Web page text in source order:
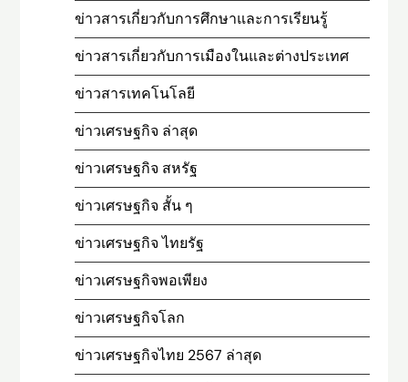
ข่าวสารเกี่ยวกับการศึกษาและการเรียนรู้
ข่าวสารเกี่ยวกับการเมืองในและต่างประเทศ
ข่าวสารเทคโนโลยี
ข่าวเศรษฐกิจ ล่าสุด
ข่าวเศรษฐกิจ สหรัฐ
ข่าวเศรษฐกิจ สั้น ๆ
ข่าวเศรษฐกิจ ไทยรัฐ
ข่าวเศรษฐกิจพอเพียง
ข่าวเศรษฐกิจโลก
ข่าวเศรษฐกิจไทย 2567 ล่าสุด